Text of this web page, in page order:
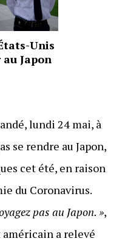
Unis
Japon
lundi 24 mai, à
se rendre au Japon,
cet été, en raison
du Coronavirus.
pas au Japon. »,
a relevé